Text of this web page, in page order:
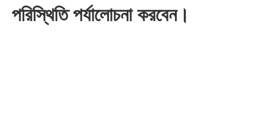
পরিস্থিতি পর্যালোচনা করবেন।